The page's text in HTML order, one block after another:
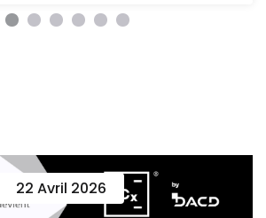
22 Avril 2026